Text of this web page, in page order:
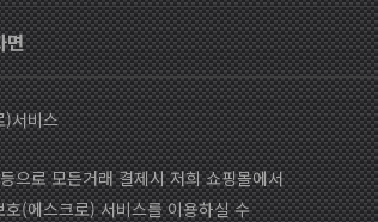
면
)서비스
으로 모든거래 결제시 저희 쇼핑몰에서
(에스크로) 서비스를 이용하실 수